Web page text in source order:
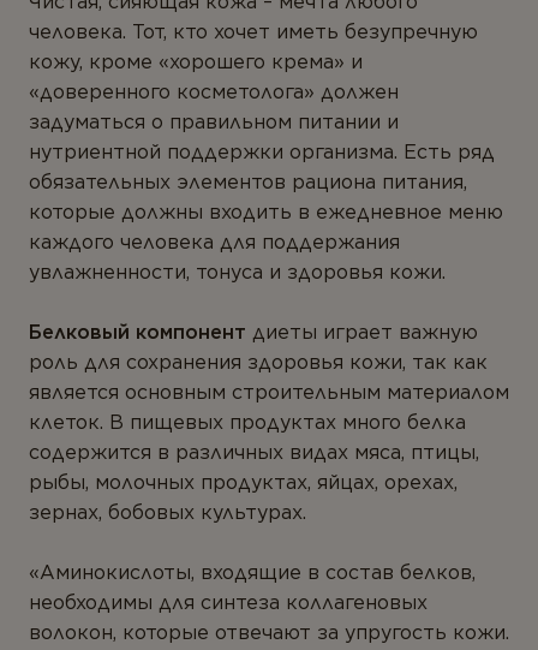
Серия для детей
Линейка Омега-3
человека. Тот, кто хочет иметь безупречную
кожу, кроме «хорошего крема» и
«доверенного косметолога» должен
задуматься о правильном питании и
нутриентной поддержки организма. Есть ряд
обязательных элементов рациона питания,
которые должны входить в ежедневное меню
каждого человека для поддержания
увлажненности, тонуса и здоровья кожи.
Белковый компонент диеты играет важную
роль для сохранения здоровья кожи, так как
является основным строительным материалом
клеток. В пищевых продуктах много белка
содержится в различных видах мяса, птицы,
рыбы, молочных продуктах, яйцах, орехах,
зернах, бобовых культурах.
«Аминокислоты, входящие в состав белков,
необходимы для синтеза коллагеновых
волокон, которые отвечают за упругость кожи.